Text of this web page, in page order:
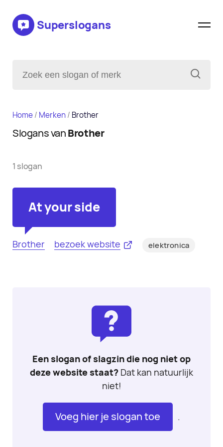
Superslogans
Home/ Merken/ Brother
Slogans vanBrother
1 slogan
At your side
Brother bezoek website elektronica
Een slogan of slagzin die nog niet op
deze website staat? Dat kan natuurlijk
niet!
Voeg hier je slogan toe .